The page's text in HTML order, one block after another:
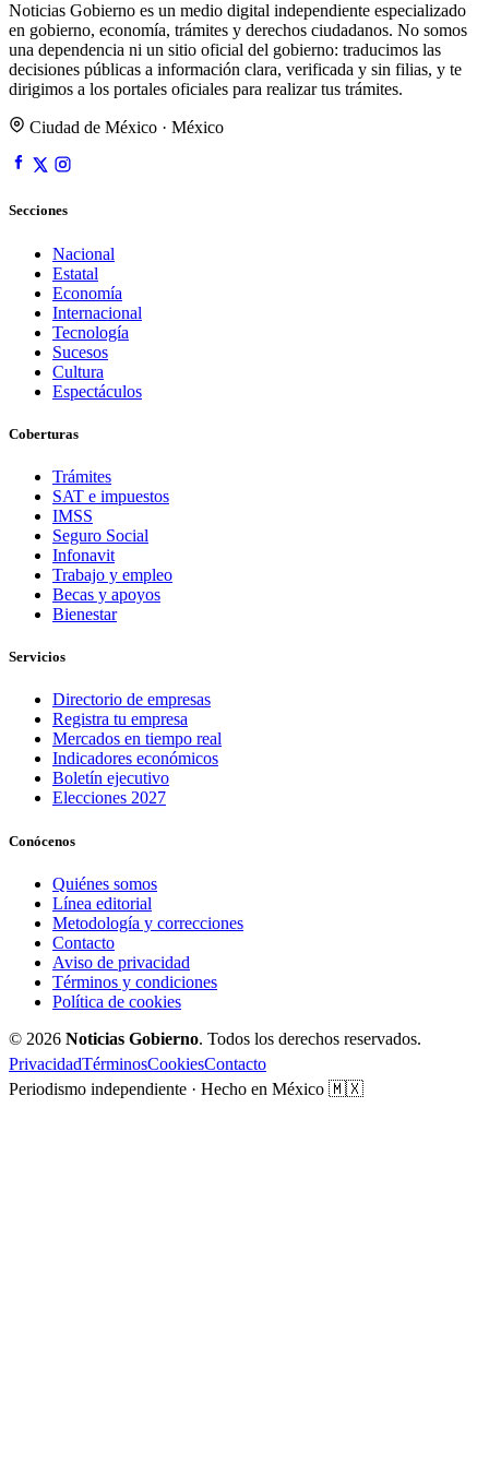
Noticias Gobierno es un medio digital independiente especializado
en gobierno, economía, trámites y derechos ciudadanos. No somos
una dependencia ni un sitio oficial del gobierno: traducimos las
decisiones públicas a información clara, verificada y sin filias, y te
dirigimos a los portales oficiales para realizar tus trámites.
Ciudad de México · México
Secciones
Nacional
Estatal
Economía
Internacional
Tecnología
Sucesos
Cultura
Espectáculos
Coberturas
Trámites
SAT e impuestos
IMSS
Seguro Social
Infonavit
Trabajo y empleo
Becas y apoyos
Bienestar
Servicios
Directorio de empresas
Registra tu empresa
Mercados en tiempo real
Indicadores económicos
Boletín ejecutivo
Elecciones 2027
Conócenos
Quiénes somos
Línea editorial
Metodología y correcciones
Contacto
Aviso de privacidad
Términos y condiciones
Política de cookies
© 2026 Noticias Gobierno. Todos los derechos reservados.
PrivacidadTérminosCookiesContacto
Periodismo independiente · Hecho en México 🇲🇽